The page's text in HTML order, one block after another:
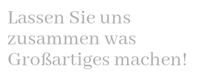
Lassen Sie uns
zusammen was
Großartiges machen!